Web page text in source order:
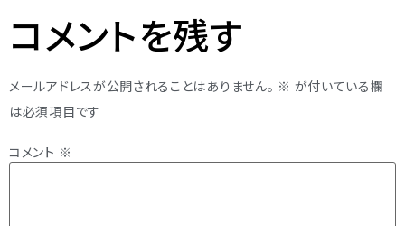
コメントを残す
メールアドレスが公開されることはありません。 ※ が付いている欄
は必須項目です
コメント ※